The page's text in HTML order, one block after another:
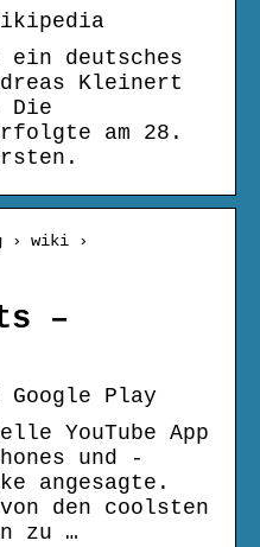
deutsches
Kleinert
Die
am 28.
› wiki ›
–
Google Play
YouTube App
und -
angesagte.
den coolsten
zu …